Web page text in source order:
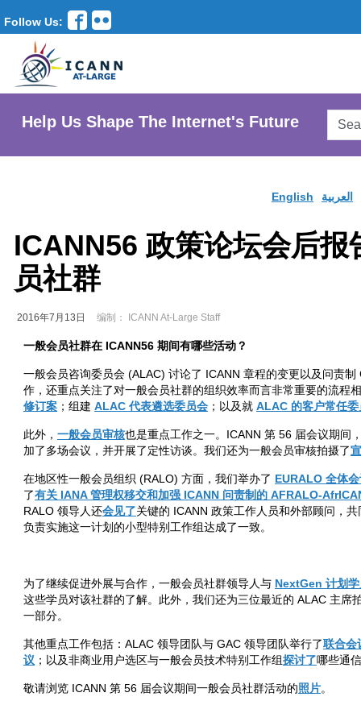
Follow Us:
Help Us Shape The Internet's Future
English العربية
ICANN56 政策论坛会后
员社群
2016年7月13日 编制： ICANN At-Large Staff
一般会员社群在 ICANN56 期间有哪些活动？
一般会员咨询委员会 (ALAC) 讨论了 ICANN 章程的变更以及问责
作，还重点关注了对一般会员社群的组织效率而言非常重要的流程
修订案 ；组建 ALAC 代表遴选委员会 ；以及就 ALAC 的客户常任
此外， 一般会员审核也是重点工作之一。ICANN 第 56 届会议期间
加了多场会议，并开展了定性访谈。我们还为一般会员审核拍摄了
在地区性一般会员组织 (RALO) 方面，我们举办了 EURALO 全体
了有关 IANA管理权移交和加强 ICANN 问责制的 AFRALO-
RALO 领导人还会见了关键的 ICANN 政策工作人员和外部顾问，
负责实施这一计划的小型特别工作组达成了一致。
为了继续促进外展与合作，一般会员社群领导人与 NextGen 计划
这些学员对该社群的了解。此外，我们还为三位最近的 ALAC 主席
一部分。
其他重点工作包括：ALAC 领导团队与 GAC 领导团队举行了联合会
议 ；以及非商业用户选区与一般会员技术特别工作组探讨了哪些通
敬请浏览 ICANN 第 56 届会议期间一般会员社群活动的照片。